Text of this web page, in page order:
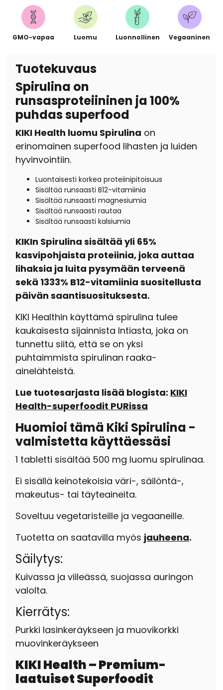
GMO-vapaa Luomu Luonnollinen Vegaaninen
Tuotekuvaus
Spirulina on
runsasproteiininen ja 100%
puhdas superfood
KIKI Health luomu Spirulina on
erinomainen superfood lihasten ja luiden
hyvinvointiin.
Luontaisesti korkea proteiinipitoisuus
Sisältää runsaasti B12-vitamiinia
Sisältää runsaasti magnesiumia
Sisältää runsaasti rautaa
Sisältää runsaasti kalsiumia
KIKIn Spirulina sisältää yli 65%
kasvipohjaista proteiinia, joka auttaa
lihaksia ja luita pysymään terveenä
sekä 1333% B12-vitamiinia suositellusta
päivän saantisuosituksesta.
KIKI Healthin käyttämä spirulina tulee
kaukaisesta sijainnista Intiasta, joka on
tunnettu siitä, että se on yksi
puhtaimmista spirulinan raaka-
ainelähteistä.
Lue tuotesarjasta lisää blogista: KIKI
Health-superfoodit PURissa
Huomioi tämä Kiki Spirulina -
valmistetta käyttäessäsi
1 tabletti sisältää 500 mg luomu spirulinaa.
Ei sisällä keinotekoisia väri-, säilöntä-,
makeutus- tai täyteaineita.
Soveltuu vegetaristeille ja vegaaneille.
Tuotetta on saatavilla myös jauheena.
Säilytys:
Kuivassa ja viileässä, suojassa auringon
valolta.
Kierrätys:
Purkki lasinkeräykseen ja muovikorkki
muovinkeräykseen
KIKI Health – Premium-
laatuiset Superfoodit